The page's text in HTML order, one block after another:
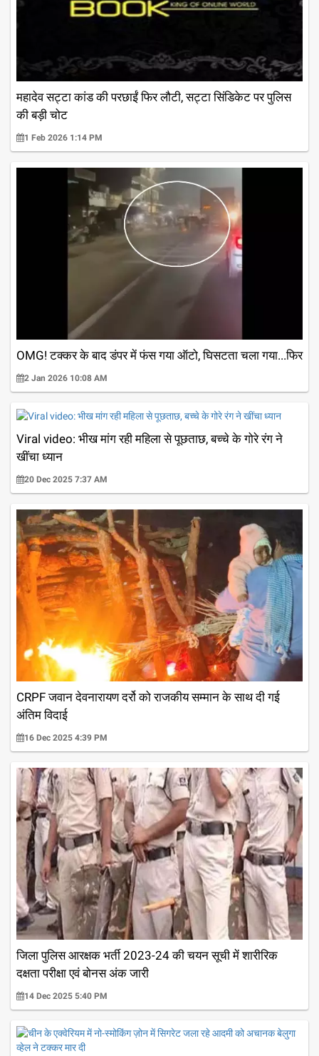
महादेव सट्टा कांड की परछाईं फिर लौटी, सट्टा सिंडिकेट पर पुलिस
की बड़ी चोट
1 Feb 2026 1:14 PM
OMG! टक्कर के बाद डंपर में फंस गया ऑटो, घिसटता चला गया...फिर
2 Jan 2026 10:08 AM
Viral video: भीख मांग रही महिला से पूछताछ, बच्चे के गोरे रंग ने
खींचा ध्यान
20 Dec 2025 7:37 AM
CRPF जवान देवनारायण दर्रो को राजकीय सम्मान के साथ दी गई
अंतिम विदाई
16 Dec 2025 4:39 PM
जिला पुलिस आरक्षक भर्ती 2023-24 की चयन सूची में शारीरिक
दक्षता परीक्षा एवं बोनस अंक जारी
14 Dec 2025 5:40 PM